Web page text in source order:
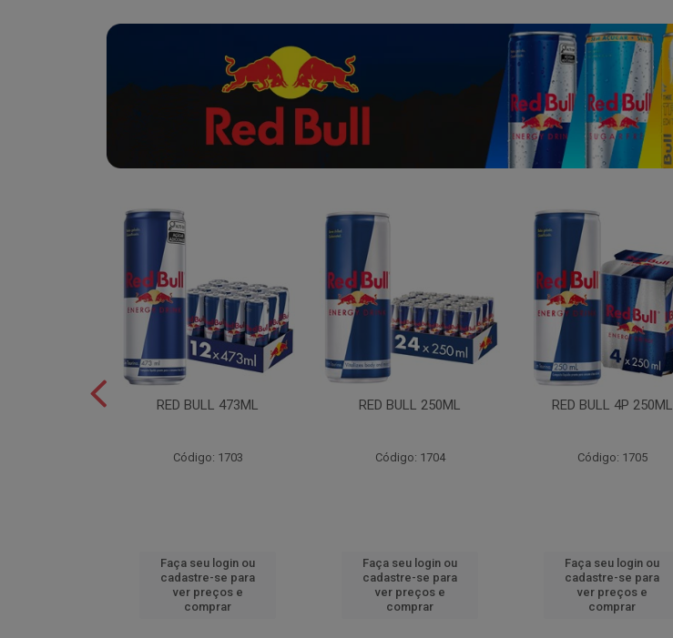
RED BULL 473ML
Código: 1703
Faça seu login ou
cadastre-se para
ver preços e
comprar
RED BULL 250ML
Código: 1704
Faça seu login ou
cadastre-se para
ver preços e
comprar
RED BULL 4P 250ML
Código: 1705
Faça seu login ou
cadastre-se para
ver preços e
comprar